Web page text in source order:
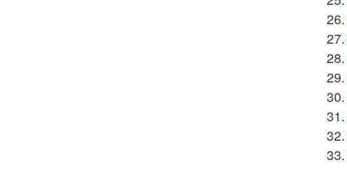
26.
27.
28.
29.
30.
31.
32.
33.